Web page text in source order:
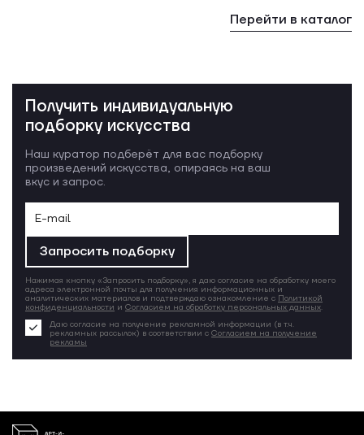
Перейти в каталог
Получить индивидуальную
подборку искусства
Наш куратор подберёт для вас подборку
произведений искусства, опираясь на ваш
вкус и запрос.
Запросить подборку
Нажимая кнопку «Запросить подборку», я даю согласие на обработку моего
адреса электронной почты для получения информационных и
аналитических материалов и подтверждаю ознакомление с Политикой
конфиденциальности и Согласием на обработку персональных данных.
Даю согласие на получение рекламной информации (в т.ч.
рекламных рассылок) в соответствии с Согласием на получение
рекламы